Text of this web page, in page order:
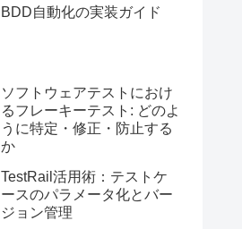
BDD自動化の実装ガイド
ソフトウェアテストにおけ
るフレーキーテスト: どのよ
うに特定・修正・防止する
か
TestRail活用術：テストケ
ースのパラメータ化とバー
ジョン管理